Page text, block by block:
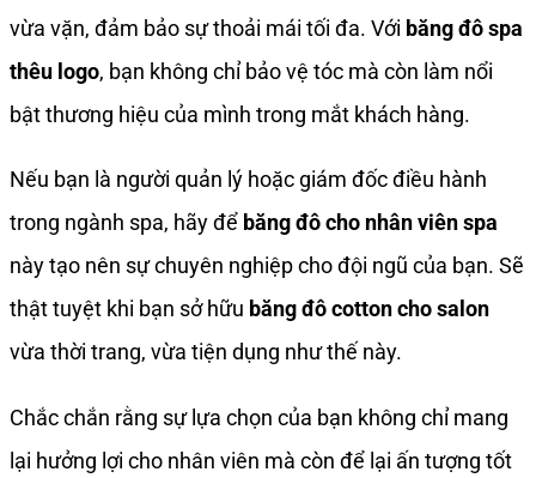
vừa vặn, đảm bảo sự thoải mái tối đa. Với băng đô spa
thêu logo, bạn không chỉ bảo vệ tóc mà còn làm nổi
bật thương hiệu của mình trong mắt khách hàng.
Nếu bạn là người quản lý hoặc giám đốc điều hành
trong ngành spa, hãy để băng đô cho nhân viên spa
này tạo nên sự chuyên nghiệp cho đội ngũ của bạn. Sẽ
thật tuyệt khi bạn sở hữu băng đô cotton cho salon
vừa thời trang, vừa tiện dụng như thế này.
Chắc chắn rằng sự lựa chọn của bạn không chỉ mang
lại hưởng lợi cho nhân viên mà còn để lại ấn tượng tốt